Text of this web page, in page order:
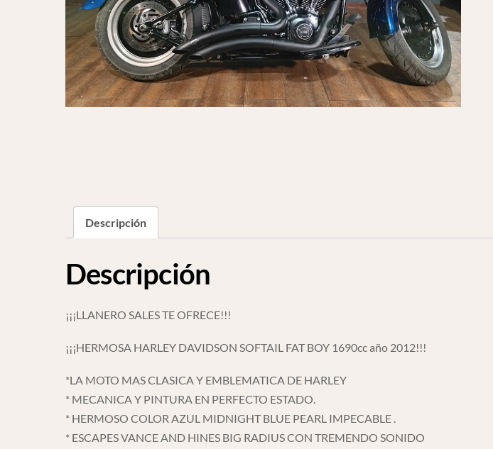
Descripción
Descripción
¡¡¡LLANERO SALES TE OFRECE!!!
¡¡¡HERMOSA HARLEY DAVIDSON SOFTAIL FAT BOY 1690cc año 2012!!!
*LA MOTO MAS CLASICA Y EMBLEMATICA DE HARLEY
* MECANICA Y PINTURA EN PERFECTO ESTADO.
* HERMOSO COLOR AZUL MIDNIGHT BLUE PEARL IMPECABLE .
* ESCAPES VANCE AND HINES BIG RADIUS CON TREMENDO SONIDO